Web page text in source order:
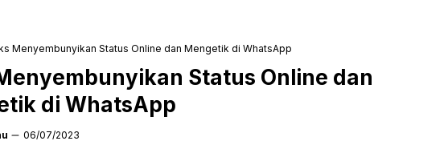
Menyembunyikan Status Online dan Mengetik di WhatsApp
Status Online dan
di WhatsApp
06/07/2023